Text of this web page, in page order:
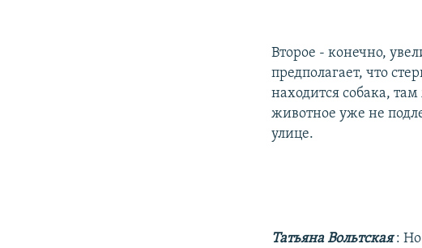
Второе - конечно,
предполагает, что
находится собака,
животное уже не
улице.
Татьяна Вольтская: